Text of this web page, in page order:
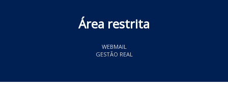
Área restrita
WEBMAIL
GESTÃO REAL